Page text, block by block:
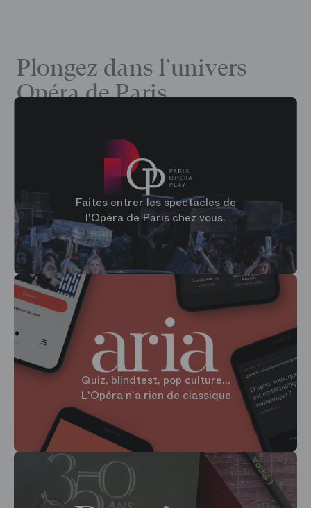
Plongez dans l’univers
Opéra de Paris
Faites entrer les spectacles de
l'Opéra de Paris chez vous.
Quiz, blindtest, pop culture...
L'Opéra n'a rien de classique